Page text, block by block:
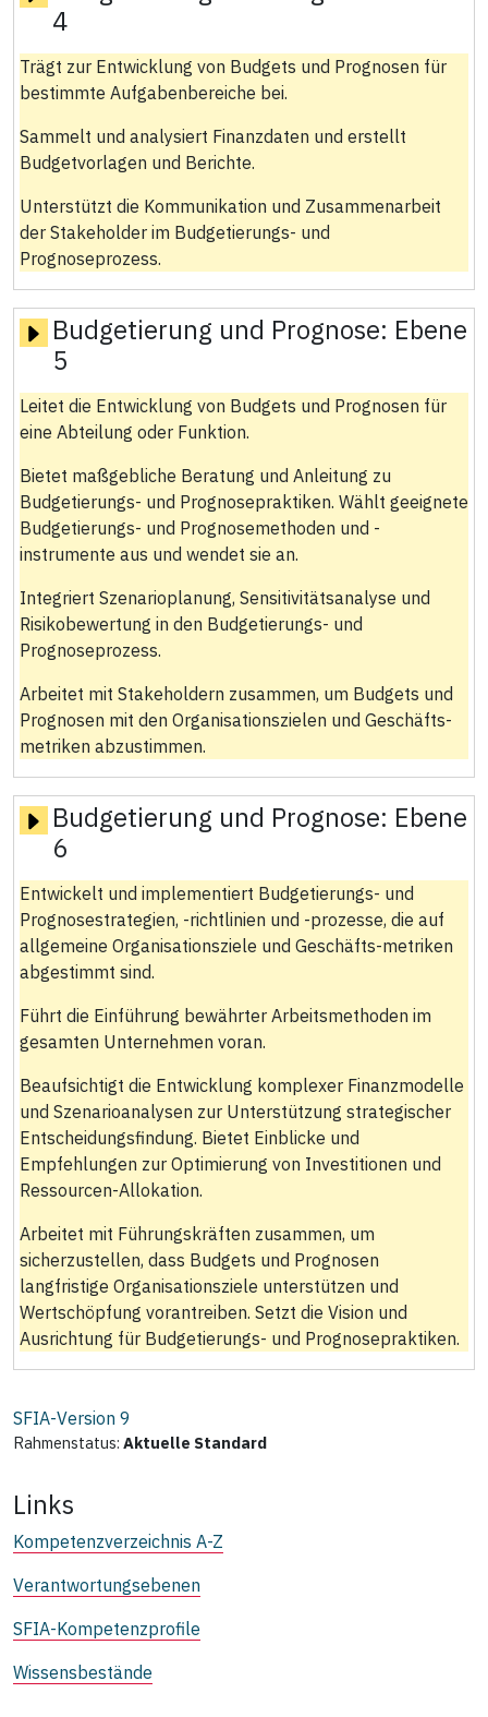
4
Trägt zur Entwicklung von Budgets und Prognosen für
bestimmte Aufgabenbereiche bei.
Sammelt und analysiert Finanzdaten und erstellt
Budgetvorlagen und Berichte.
Unterstützt die Kommunikation und Zusammenarbeit
der Stakeholder im Budgetierungs- und
Prognoseprozess.
Budgetierung und Prognose: Ebene
5
Leitet die Entwicklung von Budgets und Prognosen für
eine Abteilung oder Funktion.
Bietet maßgebliche Beratung und Anleitung zu
Budgetierungs- und Prognosepraktiken. Wählt geeignete
Budgetierungs- und Prognosemethoden und -
instrumente aus und wendet sie an.
Integriert Szenarioplanung, Sensitivitätsanalyse und
Risikobewertung in den Budgetierungs- und
Prognoseprozess.
Arbeitet mit Stakeholdern zusammen, um Budgets und
Prognosen mit den Organisationszielen und Geschäfts-
metriken abzustimmen.
Budgetierung und Prognose: Ebene
6
Entwickelt und implementiert Budgetierungs- und
Prognosestrategien, -richtlinien und -prozesse, die auf
allgemeine Organisationsziele und Geschäfts-metriken
abgestimmt sind.
Führt die Einführung bewährter Arbeitsmethoden im
gesamten Unternehmen voran.
Beaufsichtigt die Entwicklung komplexer Finanzmodelle
und Szenarioanalysen zur Unterstützung strategischer
Entscheidungsfindung. Bietet Einblicke und
Empfehlungen zur Optimierung von Investitionen und
Ressourcen-Allokation.
Arbeitet mit Führungskräften zusammen, um
sicherzustellen, dass Budgets und Prognosen
langfristige Organisationsziele unterstützen und
Wertschöpfung vorantreiben. Setzt die Vision und
Ausrichtung für Budgetierungs- und Prognosepraktiken.
SFIA-Version 9
Rahmenstatus: Aktuelle Standard
Links
Kompetenzverzeichnis A-Z
Verantwortungsebenen
SFIA-Kompetenzprofile
Wissensbestände